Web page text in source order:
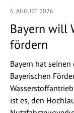
6. AUGUST 2026
Bayern will
fördern
Bayern hat
Bayerischen
ist es, den